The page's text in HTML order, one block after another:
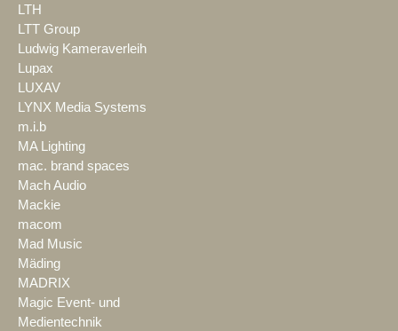
LTH
LTT Group
Ludwig Kameraverleih
Lupax
LUXAV
LYNX Media Systems
m.i.b
MA Lighting
mac. brand spaces
Mach Audio
Mackie
macom
Mad Music
Mäding
MADRIX
Magic Event- und
Medientechnik